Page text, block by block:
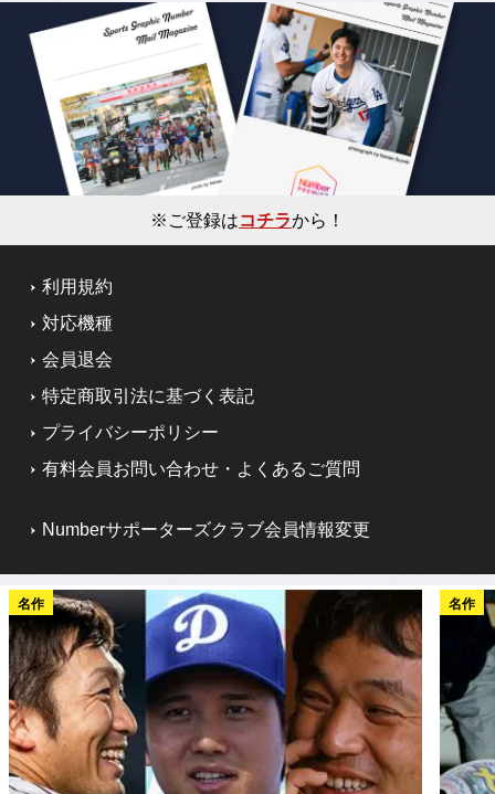
※ご登録はコチラから！
利用規約
対応機種
会員退会
特定商取引法に基づく表記
プライバシーポリシー
有料会員お問い合わせ・よくあるご質問
Numberサポーターズクラブ会員情報変更
名作 名作